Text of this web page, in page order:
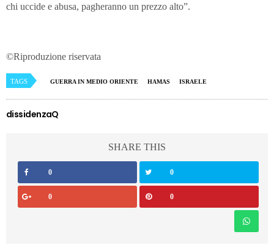
chi uccide e abusa, pagheranno un prezzo alto”.
©Riproduzione riservata
TAGS GUERRA IN MEDIO ORIENTE HAMAS ISRAELE
dissidenzaQ
SHARE THIS
0 0
0 0